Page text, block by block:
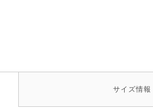
サイズ情報